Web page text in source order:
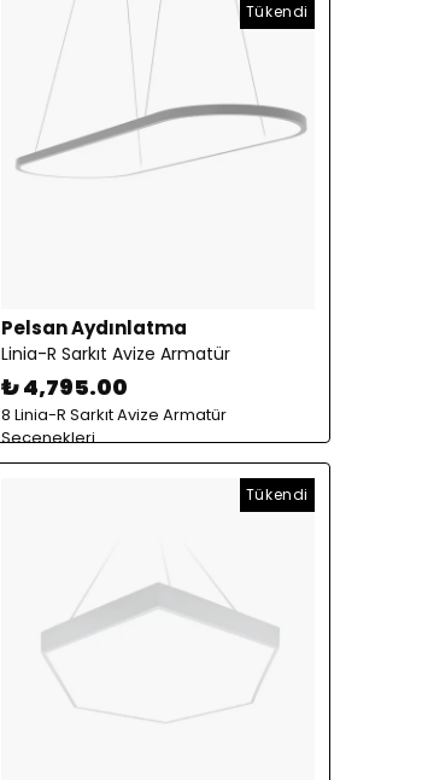
Tükendi
Pelsan Aydınlatma
Linia-R Sarkıt Avize Armatür
₺ 4,795.00
8 Linia-R Sarkıt Avize Armatür
Seçenekleri
Tükendi